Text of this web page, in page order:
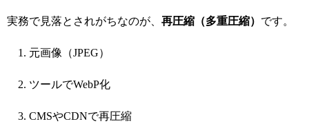
実務で見落とされがちなのが、 再圧縮（多重圧縮） です。
元画像（JPEG）
ツールでWebP化
CMSやCDNで再圧縮